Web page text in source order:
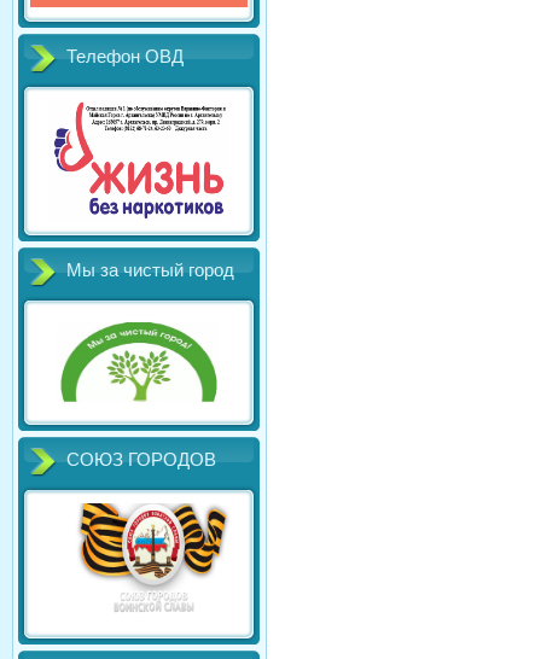
Телефон ОВД
Мы за чистый город
СОЮЗ ГОРОДОВ